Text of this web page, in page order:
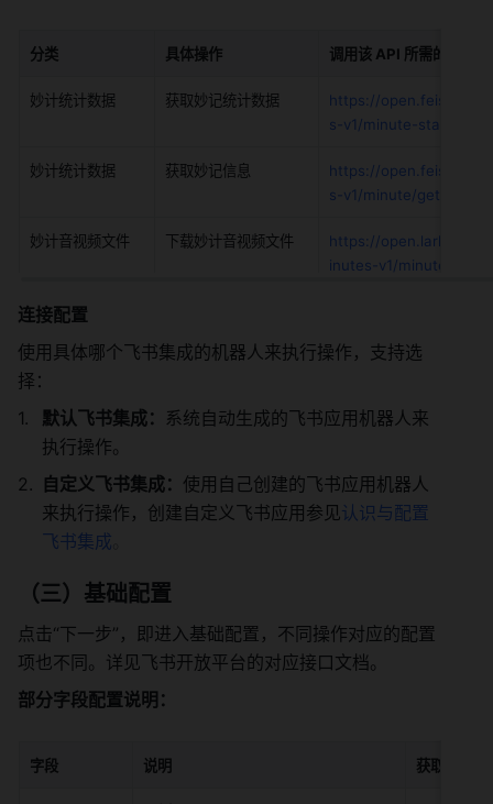
分类 具体操作 调用该 API 所需的权限
妙计统计数据 获取妙记统计数据
https://
s-v1/minute-statistics/
妙计统计数据 获取妙记信息
https://
s-v1/minute/get
妙计音视频文件 下载妙计音视频文件
https://
inutes-v1/minute-
连接配置
使用具体哪个飞书集成的机器人来执行操作，支持选
择：
默认飞书集成： 系统自动生成的飞书应用机器人来
执行操作。
自定义飞书集成： 使用自己创建的飞书应用机器人
来执行操作，创建自定义飞书应用参见认识与配置
飞书集成
（三）基础配置
点击“下一步”，即进入基础配置，不同操作对应的配置
项也不同。详见飞书开放平台的对应接口文档。
部分字段配置说明：
字段 说明 获取方式